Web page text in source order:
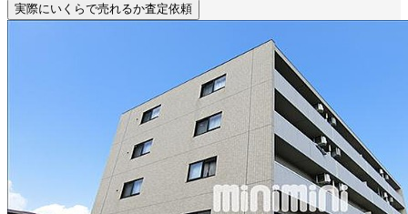
実際にいくらで売れるか査定依頼